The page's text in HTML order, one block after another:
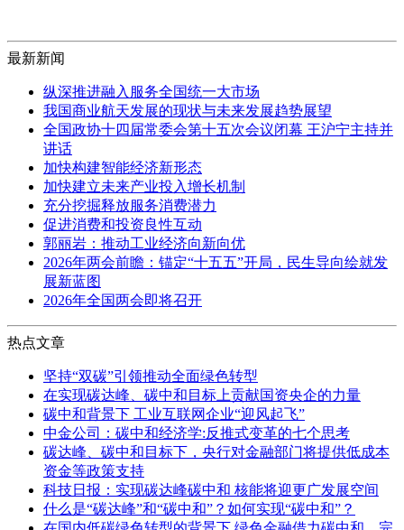
最新新闻
纵深推进融入服务全国统一大市场
我国商业航天发展的现状与未来发展趋势展望
全国政协十四届常委会第十五次会议闭幕 王沪宁主持并
讲话
加快构建智能经济新形态
加快建立未来产业投入增长机制
充分挖掘释放服务消费潜力
促进消费和投资良性互动
郭丽岩：推动工业经济向新向优
2026年两会前瞻：锚定“十五五”开局，民生导向绘就发
展新蓝图
2026年全国两会即将召开
热点文章
坚持“双碳”引领推动全面绿色转型
在实现碳达峰、碳中和目标上贡献国资央企的力量
碳中和背景下 工业互联网企业“迎风起飞”
中金公司：碳中和经济学:反推式变革的七个思考
碳达峰、碳中和目标下，央行对金融部门将提供低成本
资金等政策支持
科技日报：实现碳达峰碳中和 核能将迎更广发展空间
什么是“碳达峰”和“碳中和”？如何实现“碳中和”？